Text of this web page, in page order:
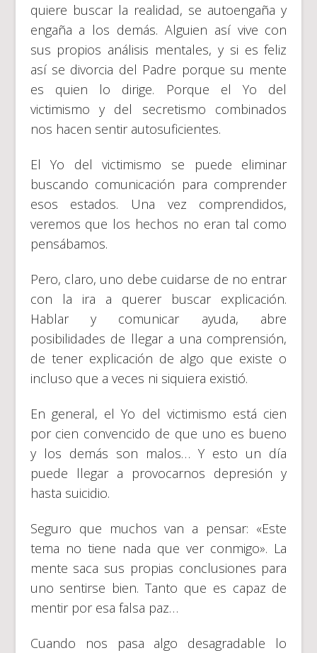
quiere buscar la realidad, se autoengaña y
engaña a los demás. Alguien así vive con
sus propios análisis mentales, y si es feliz
así se divorcia del Padre porque su mente
es quien lo dirige. Porque el Yo del
victimismo y del secretismo combinados
nos hacen sentir autosuficientes.
El Yo del victimismo se puede eliminar
buscando comunicación para comprender
esos estados. Una vez comprendidos,
veremos que los hechos no eran tal como
pensábamos.
Pero, claro, uno debe cuidarse de no entrar
con la ira a querer buscar explicación.
Hablar y comunicar ayuda, abre
posibilidades de llegar a una comprensión,
de tener explicación de algo que existe o
incluso que a veces ni siquiera existió.
En general, el Yo del victimismo está cien
por cien convencido de que uno es bueno
y los demás son malos… Y esto un día
puede llegar a provocarnos depresión y
hasta suicidio.
Seguro que muchos van a pensar: «Este
tema no tiene nada que ver conmigo». La
mente saca sus propias conclusiones para
uno sentirse bien. Tanto que es capaz de
mentir por esa falsa paz…
Cuando nos pasa algo desagradable lo